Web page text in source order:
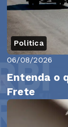
Politica
06/08/2026
Entenda o
Frete